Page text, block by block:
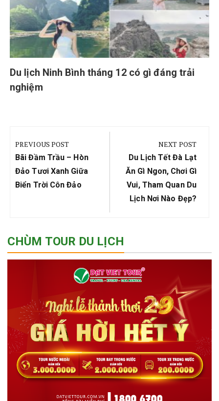
Du lịch Ninh Bình tháng 12 có gì đáng trải
nghiệm
hướng
bài
viết
PREVIOUS POST
Previous
Post:
Bãi Đầm Trầu – Hòn
Đảo Tươi Xanh Giữa
Biển Trời Côn Đảo
NEXT POST
Next
Post:
Du Lịch Tết Đà Lạt
Ăn Gì Ngon, Chơi Gì
Vui, Tham Quan Du
Lịch Nơi Nào Đẹp?
CHÙM TOUR DU LỊCH